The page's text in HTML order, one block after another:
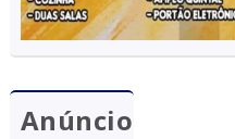
Anúncio